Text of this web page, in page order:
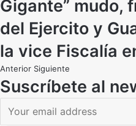
Gigante” mudo,
del Ejercito y
la vice Fiscalía
Anterior Siguiente
Suscríbete al